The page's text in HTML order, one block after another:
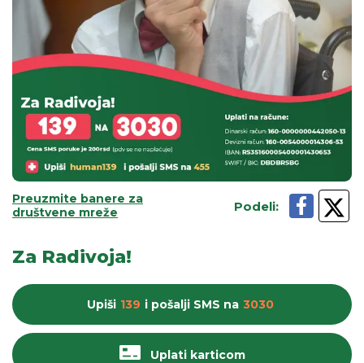
Preuzmite banere za
društvene mreže
Podeli:
Za Radivoja!
Uplati karticom
Upiši 139 i pošalji SMS na 3030